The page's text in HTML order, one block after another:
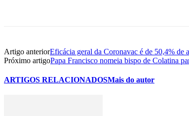
Artigo anteriorEficácia geral da Coronavac é de 50,4% de
Próximo artigoPapa Francisco nomeia bispo de Colatina
ARTIGOS RELACIONADOSMais do autor